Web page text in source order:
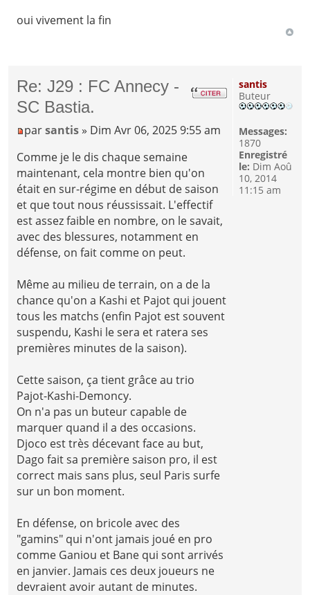
oui vivement la fin
Re: J29 : FC Annecy -
SC Bastia.
parsantis » Dim Avr 06, 2025 9:55 am
Comme je le dis chaque semaine
maintenant, cela montre bien qu'on
était en sur-régime en début de saison
et que tout nous réussissait. L'effectif
est assez faible en nombre, on le savait,
avec des blessures, notamment en
défense, on fait comme on peut.
Même au milieu de terrain, on a de la
chance qu'on a Kashi et Pajot qui jouent
tous les matchs (enfin Pajot est souvent
suspendu, Kashi le sera et ratera ses
premières minutes de la saison).
Cette saison, ça tient grâce au trio
Pajot-Kashi-Demoncy.
On n'a pas un buteur capable de
marquer quand il a des occasions.
Djoco est très décevant face au but,
Dago fait sa première saison pro, il est
correct mais sans plus, seul Paris surfe
sur un bon moment.
En défense, on bricole avec des
"gamins" qui n'ont jamais joué en pro
comme Ganiou et Bane qui sont arrivés
en janvier. Jamais ces deux joueurs ne
devraient avoir autant de minutes.
santis
Buteur
Messages:
1870
Enregistré
le: Dim Aoû
10, 2014
11:15 am